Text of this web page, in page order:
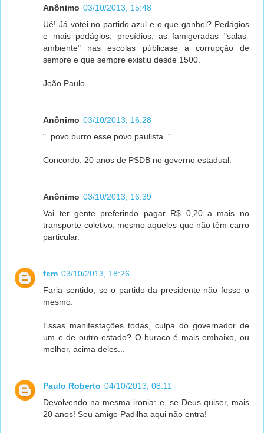
Anônimo 03/10/2013, 15:48
Ué! Já votei no partido azul e o que ganhei? Pedágios
e mais pedágios, presídios, as famigeradas "salas-
ambiente" nas escolas públicase a corrupção de
sempre e que sempre existiu desde 1500.
João Paulo
Anônimo 03/10/2013, 16:28
"..povo burro esse povo paulista.."
Concordo. 20 anos de PSDB no governo estadual.
Anônimo 03/10/2013, 16:39
Vai ter gente preferindo pagar R$ 0,20 a mais no
transporte coletivo, mesmo aqueles que não têm carro
particular.
fcm 03/10/2013, 18:26
Faria sentido, se o partido da presidente não fosse o
mesmo.
Essas manifestações todas, culpa do governador de
um e de outro estado? O buraco é mais embaixo, ou
melhor, acima deles...
Paulo Roberto 04/10/2013, 08:11
Devolvendo na mesma ironia: e, se Deus quiser, mais
20 anos! Seu amigo Padilha aqui não entra!